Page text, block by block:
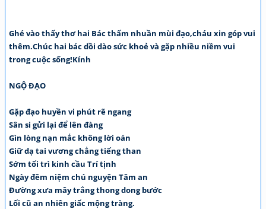
Ghé vào thấy thơ hai Bác thấm nhuần mùi đạo,cháu xin góp vui
thêm.Chúc hai bác dồi dào sức khoẻ và gặp nhiều niềm vui
trong cuộc sống!Kính
NGỘ ĐẠO
Gặp đạo huyền vi phút rẽ ngang
Sân si gửi lại để lên đàng
Gìn lòng nạn mắc không lời oán
Giữ dạ tai vương chẳng tiếng than
Sớm tối trì kinh cầu Trí tịnh
Ngày đêm niệm chú nguyện Tâm an
Đường xưa mây trắng thong dong bước
Lối cũ an nhiên giấc mộng tràng.